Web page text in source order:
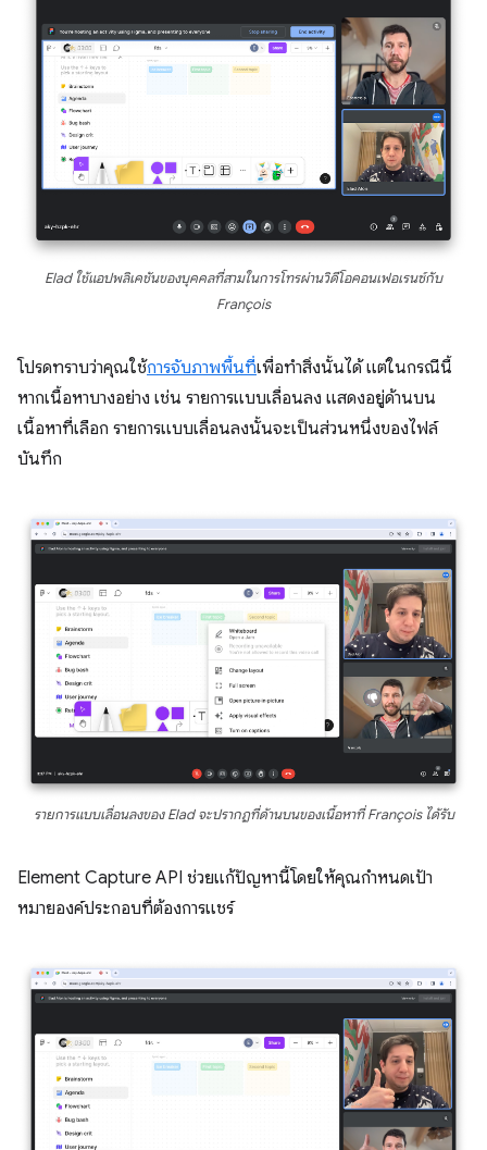
Elad ใช้แอปพลิเคชันของบุคคลที่สามในการโทรผ่านวิดีโอคอนเฟอเรนซ์กับ
François
โปรดทราบว่าคุณใช้การจับภาพพื้นที่เพื่อทำสิ่งนั้นได้ แต่ในกรณีนี้
หากเนื้อหาบางอย่าง เช่น รายการแบบเลื่อนลง แสดงอยู่ด้านบน
เนื้อหาที่เลือก รายการแบบเลื่อนลงนั้นจะเป็นส่วนหนึ่งของไฟล์
บันทึก
รายการแบบเลื่อนลงของ Elad จะปรากฏที่ด้านบนของเนื้อหาที่ François ได้รับ
Element Capture API ช่วยแก้ปัญหานี้โดยให้คุณกําหนดเป้า
หมายองค์ประกอบที่ต้องการแชร์